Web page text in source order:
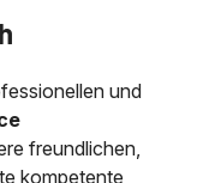
und
und Pumpen
Entleerung
und
freundlichen,
kompetente